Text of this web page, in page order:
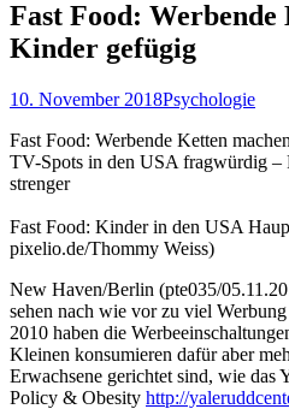
Fast Food: Werbende
Kinder gefügig
10. November 2018Psychologie
Fast Food: Werbende Ketten
TV-Spots in den USA fragwürdig –
strenger
Fast Food: Kinder in den USA
pixelio.de/Thommy Weiss)
New Haven/Berlin (pte035/
sehen nach wie vor zu viel
2010 haben die
Kleinen konsumieren dafür aber
Erwachsene gerichtet sind, wie das
Policy & Obesity http://